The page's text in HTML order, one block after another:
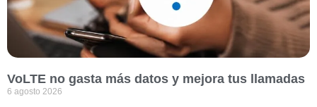
VoLTE no gasta más datos y mejora tus llamadas
6 agosto 2026